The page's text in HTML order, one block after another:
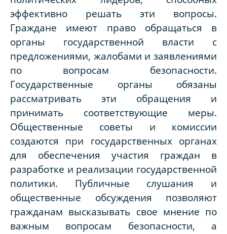
эффективно решать эти вопросы.
Граждане имеют право обращаться в
органы государственной власти с
предложениями, жалобами и заявлениями
по вопросам безопасности.
Государственные органы обязаны
рассматривать эти обращения и
принимать соответствующие меры.
Общественные советы и комиссии
создаются при государственных органах
для обеспечения участия граждан в
разработке и реализации государственной
политики. Публичные слушания и
общественные обсуждения позволяют
гражданам высказывать свое мнение по
важным вопросам безопасности, а